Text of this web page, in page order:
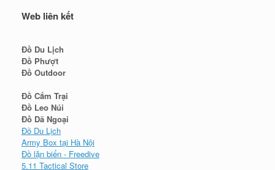
Web liên kết
Đồ Du Lịch
Đồ Phượt
Đồ Outdoor
Đồ Cắm Trại
Đồ Leo Núi
Đồ Dã Ngoại
Đồ Du Lịch
Army Box tại Hà Nội
Đồ lặn biển - Freedive
5.11 Tactical Store